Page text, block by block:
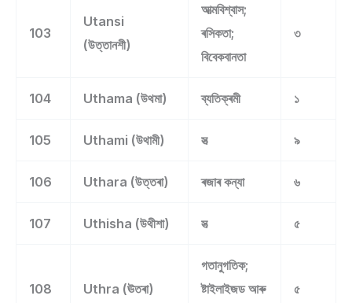
103
Utansi
(উত্তানশী)
আত্মবিশ্বাস;
ৰসিকতা;
বিবেকবানতা
৩
104 Uthama (উথমা) ব্যতিক্ৰমী ১
105 Uthami (উথামী) সত্‍ ৯
106 Uthara (উত্তৰা) ৰজাৰ কন্যা ৬
107 Uthisha (উথীশা) সত্‍ ৫
108 Uthra (ঊতৰা)
গতানুগতিক;
ষ্টাইলাইজড আৰু
৫